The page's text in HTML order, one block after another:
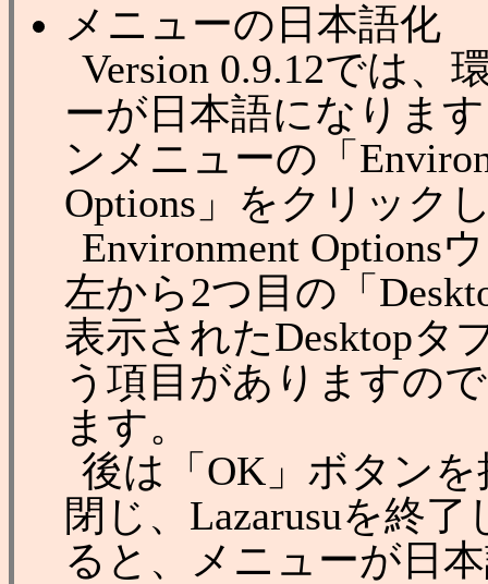
メニューの日本語化
Version 0.9.12では、
ーが日本語になりま
ンメニューの「
Options」をクリック
Environment Options
左から2つ目の「
表示されたDesktopタ
う項目がありますの
ます。
後は「OK」ボタンを
閉じ、Lazarusuを終
ると、メニューが日